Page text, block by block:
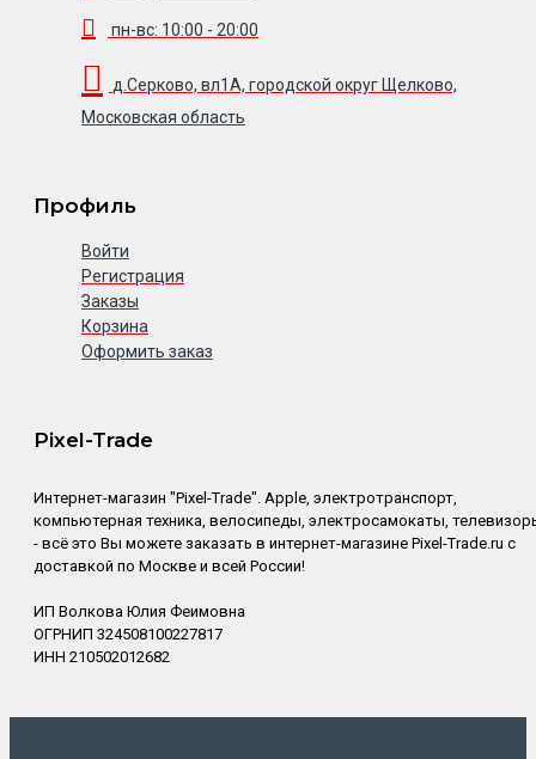
пн-вс: 10:00 - 20:00
д.Серково, вл1А, городской округ Щелково,
Московская область
Профиль
Войти
Регистрация
Заказы
Корзина
Оформить заказ
Pixel-Trade
Интернет-магазин "Pixel-Trade". Apple, электротранспорт,
компьютерная техника, велосипеды, электросамокаты,
- всё это Вы можете заказать в интернет-магазине Pixel-Trade.ru с
доставкой по Москве и всей России!
ИП Волкова Юлия Феимовна
ОГРНИП 324508100227817
ИНН 210502012682